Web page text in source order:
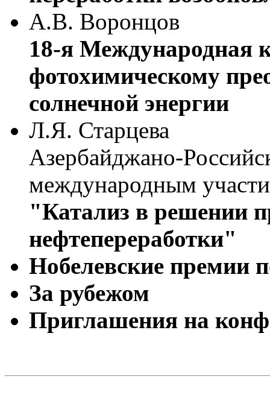
А.В. Воронцов
18-я Международная
фотохимическому
солнечной энергии
Л.Я. Старцева
Азербайджано-
международным
"Катализ в решении
нефтепереработки"
Нобелевские премии
За рубежом
Приглашения на